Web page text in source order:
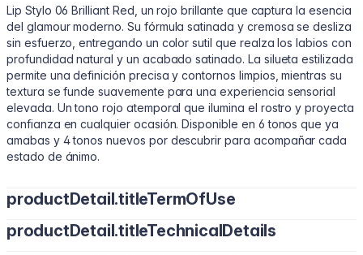
Lip Stylo 06 Brilliant Red, un rojo brillante que captura la esencia
del glamour moderno. Su fórmula satinada y cremosa se desliza
sin esfuerzo, entregando un color sutil que realza los labios con
profundidad natural y un acabado satinado. La silueta estilizada
permite una definición precisa y contornos limpios, mientras su
textura se funde suavemente para una experiencia sensorial
elevada. Un tono rojo atemporal que ilumina el rostro y proyecta
confianza en cualquier ocasión. Disponible en 6 tonos que ya
amabas y 4 tonos nuevos por descubrir para acompañar cada
estado de ánimo.
productDetail.titleTermOfUse
• Perfila tu contorno natural con el borde estilizado. • Inclina
productDetail.titleTechnicalDetails